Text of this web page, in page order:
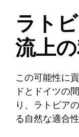
ラト
流上
この可能性に
ドとドイツの
り、ラトビア
る自然な適合性